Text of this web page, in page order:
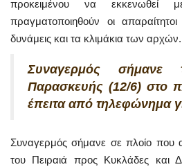
προκειμένου να εκκενωθεί
πραγματοποιηθούν οι απαραίτητοι
δυνάμεις και τα κλιμάκια των αρχών.
Συναγερμός
Παρασκευής (12/6) στο
έπειτα από τηλεφώνημα
Συναγερμός σήμανε σε πλοίο που
του Πειραιά προς Κυκλάδες και